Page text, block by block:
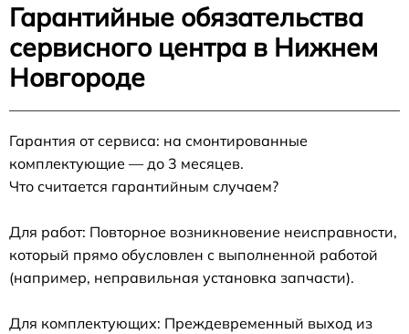
Гарантийные обязательства
сервисного центра в Нижнем
Новгороде
Гарантия от сервиса: на смонтированные
комплектующие — до 3 месяцев.
Что считается гарантийным случаем?
Для работ: Повторное возникновение неисправности,
который прямо обусловлен с выполненной работой
(например, неправильная установка запчасти).
Для комплектующих: Преждевременный выход из